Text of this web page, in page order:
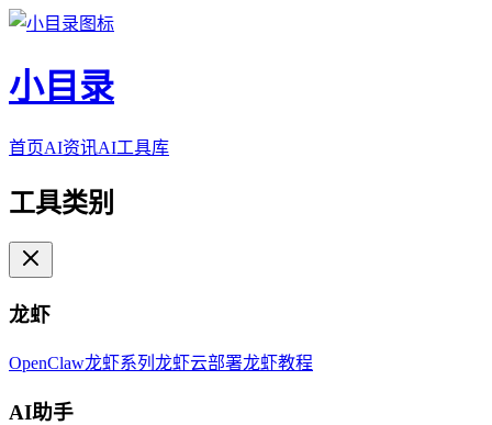
小目录
首页AI资讯AI工具库
工具类别
龙虾
OpenClaw龙虾系列 龙虾云部署龙虾教程
AI助手